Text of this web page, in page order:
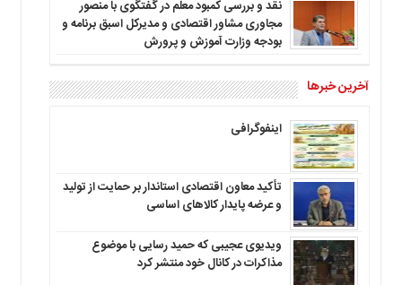
نقد و بررسی کمبود معلم در گفتگوی با منصور
مجاوری مشاور اقتصادی و مدیرکل اسبق برنامه و
بودجه وزارت آموزش و پرورش
آخرین خبرها
اینفوگرافی
تأکید معاون اقتصادی استاندار بر حمایت از تولید
و عرضه پایدار کالاهای اساسی
ویدیوی عجیبی که حمید رسایی با موضوع
مذاکرات در کانال خود منتشر کرد